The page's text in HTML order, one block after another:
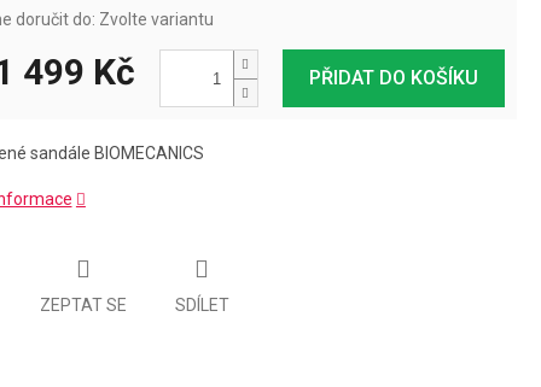
doručit do: Zvolte variantu
PŘIDAT DO KOŠÍKU
499 Kč
sandále BIOMECANICS
ZEPTAT SE SDÍLET